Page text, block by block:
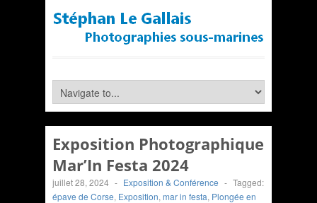
Exposition Photographique
Mar’In Festa 2024
juillet 28, 2024 - Exposition & Conférence - Tagged:
épave de Corse, Exposition, mar in festa, Plongée en